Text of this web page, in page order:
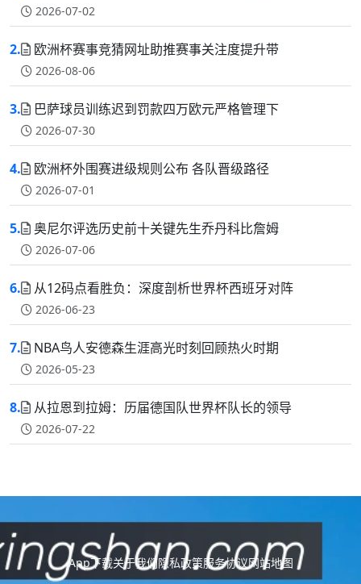
2026-07-02
2. 欧洲杯赛事竞猜网址助推赛事关注度提升带
2026-08-06
3. 巴萨球员训练迟到罚款四万欧元严格管理下
2026-07-30
4. 欧洲杯外围赛进级规则公布 各队晋级路径
2026-07-01
5. 奥尼尔评选历史前十关键先生乔丹科比詹姆
2026-07-06
6. 从12码点看胜负：深度剖析世界杯西班牙对阵
2026-06-23
7. NBA鸟人安德森生涯高光时刻回顾热火时期
2026-05-23
8. 从拉恩到拉姆：历届德国队世界杯队长的领导
2026-07-22
App下载关于我们隐私政策服务协议网站地图